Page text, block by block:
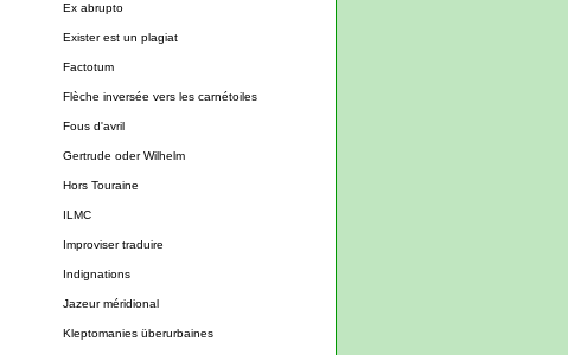
Ex abrupto
Exister est un plagiat
Factotum
Flèche inversée vers les carnétoiles
Fous d'avril
Gertrude oder Wilhelm
Hors Touraine
ILMC
Improviser traduire
Indignations
Jazeur méridional
Kleptomanies überurbaines